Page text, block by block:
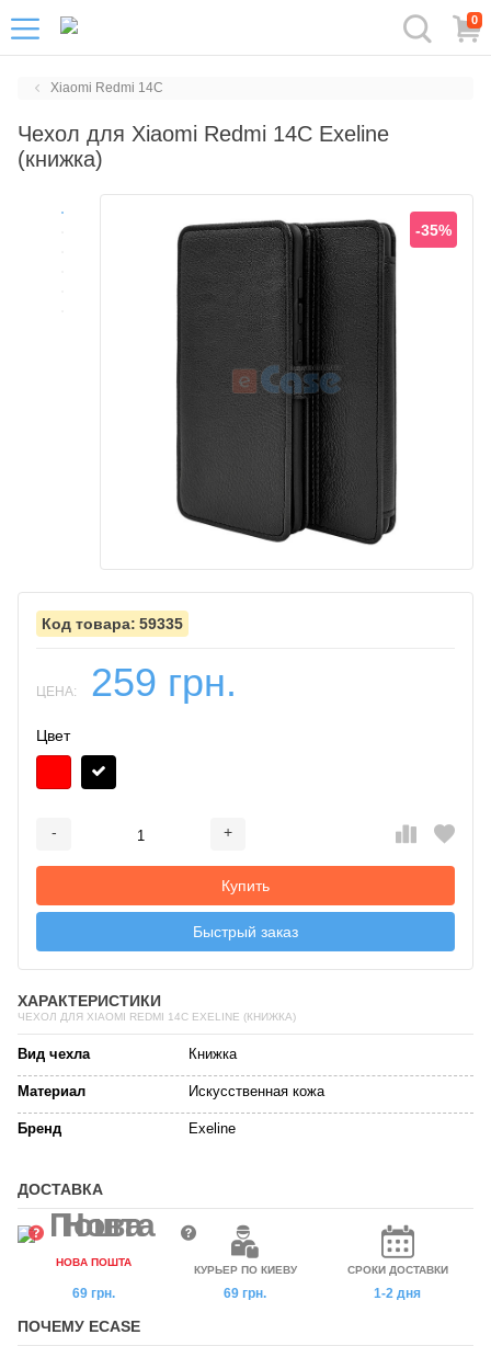
0
Xiaomi Redmi 14C
Чехол для Xiaomi Redmi 14C Exeline
(книжка)
-35%
59335
ЦЕНА: 259 грн.
Цвет
- +
Купить
Быстрый заказ
ХАРАКТЕРИСТИКИ
ЧЕХОЛ ДЛЯ XIAOMI REDMI 14C EXELINE (КНИЖКА)
Вид чехла Книжка
Материал Искусственная кожа
Бренд Exeline
ДОСТАВКА
НОВА ПОШТА
69 грн.
КУРЬЕР ПО КИЕВУ
69 грн.
СРОКИ ДОСТАВКИ
1-2 дня
ПОЧЕМУ ECASE